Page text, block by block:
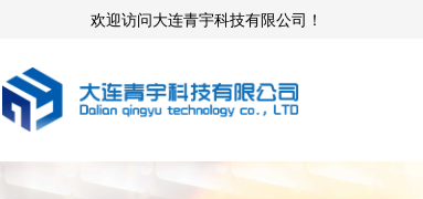
欢迎访问大连青宇科技有限公司！